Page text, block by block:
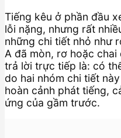
Tiếng kêu ở phần đầu
lỗi nặng, nhưng rất
những chi tiết nhỏ như
A đã mòn, rơ hoặc
trả lời trực tiếp là: có
do hai nhóm chi tiết
hoàn cảnh phát tiếng,
ứng của gầm trước.